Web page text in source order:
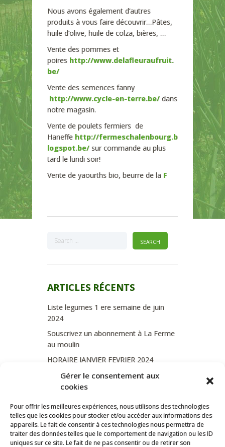
Gérer le consentement aux
cookies
Pour offrir les meilleures expériences, nous utilisons des technologies
telles que les cookies pour stocker et/ou accéder aux informations des
appareils. Le fait de consentir à ces technologies nous permettra de
traiter des données telles que le comportement de navigation ou les ID
uniques sur ce site. Le fait de ne pas consentir ou de retirer son
Nous avons également d’autres
produits à vous faire découvrir…Pâtes,
huile d’olive, huile de colza, bières, …
Vente des pommes et
poires http://www.delafleuraufruit.
be/
Vente des semences fanny
http://www.cycle-en-terre.be/ dans
notre magasin.
Vente de poulets fermiers de
Haneffe http://fermeschalenbourg.b
logspot.be/ sur commande au plus
tard le lundi soir!
Vente de yaourths bio, beurre de la F
ARTICLES RÉCENTS
Liste legumes 1 ere semaine de juin
2024
Souscrivez un abonnement à La Ferme
au moulin
HORAIRE JANVIER FEVRIER 2024
Soutien de La Province de Liège
JOURNEE PORTES OUVERTES
CATÉGORIES